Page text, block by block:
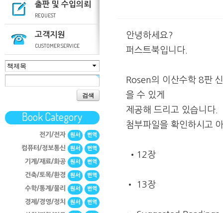
출판 및 수입의뢰
REQUEST
고객지원
CUSTOMER SERVICE
검색
Book Category
전기/전자 원서 번역
컴퓨터/정보통신 원서 번역
기계/재료/화공 원서 번역
건축/토목/환경 원서 번역
수학/통계/물리 원서 번역
경제/경영/정치 원서 번역
안녕하세요?
퍼스트북입니다.
Rosen의 이산수학 8판
을 수 있게
제공해 드리고 있습니다.
첨부파일을 확인하시고
•12장
• 13장